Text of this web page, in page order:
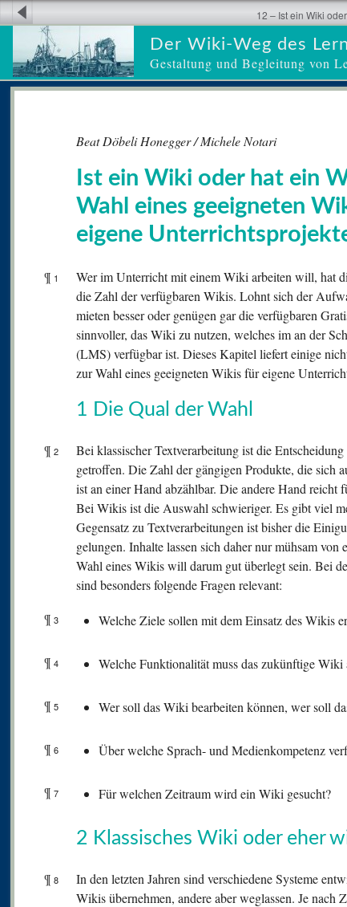
Der Wiki-Weg des
Gestaltung und Begleitung von
12 – Ist ein Wiki
Beat Döbeli Honegger / Michele Notari
Ist ein Wiki oder hat ein
Wahl eines geeigneten
eigene
¶ 1
Wer im Unterricht mit einem Wiki arbeiten will, hat
die Zahl der verfügbaren Wikis. Lohnt sich der
mieten besser oder genügen gar die verfügbaren
sinnvoller, das Wiki zu nutzen, welches im an der
(LMS) verfügbar ist. Dieses Kapitel liefert einige
zur Wahl eines geeigneten Wikis für eigene
1 Die Qual der Wahl
¶2
Bei klassischer Textverarbeitung ist die
getroffen. Die Zahl der gängigen Produkte, die sich
ist an einer Hand abzählbar. Die andere Hand reicht
Bei Wikis ist die Auswahl schwieriger. Es gibt viel
Gegensatz zu Textverarbeitungen ist bisher die
gelungen. Inhalte lassen sich daher nur mühsam
Wahl eines Wikis will darum gut überlegt sein. Bei
sind besonders folgende Fragen relevant:
¶3 Welche Ziele sollen mit dem Einsatz des Wikis
¶4 Welche Funktionalität muss das zukünftige Wiki
¶5 Wer soll das Wiki bearbeiten können, wer soll
¶6 Über welche Sprach- und Medienkompetenz
¶7 Für welchen Zeitraum wird ein Wiki gesucht?
2 Klassisches Wiki oder eher
¶8
In den letzten Jahren sind verschiedene Systeme
Wikis übernehmen, andere aber weglassen. Je nach